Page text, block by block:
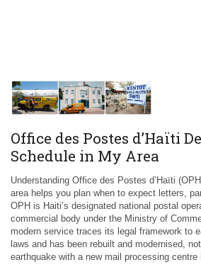
Office des Postes d’Haïti
Schedule in My Area
Understanding Office des Postes d’Haïti
area helps you plan when to expect letters,
OPH is Haiti’s designated national postal
commercial body under the Ministry of
modern service traces its legal framework to
laws and has been rebuilt and modernised,
earthquake with a new mail processing centre